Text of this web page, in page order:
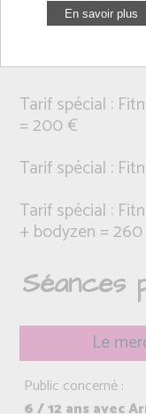
et de danser
Tarif spécial :
= 200 €
Tarif spécial :
Tarif spécial :
+ bodyzen =
Le
Public concerné :